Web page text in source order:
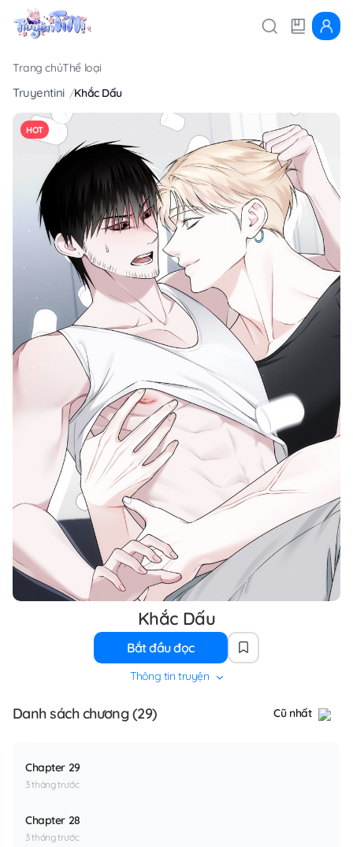
Trang chủThể loại
Truyentini Khắc Dấu
HOT
Khắc Dấu
Bắt đầu đọc
Thông tin truyện
Danh sách chương (29) Cũ nhất
Chapter 29
3 tháng trước
Chapter 28
3 tháng trước